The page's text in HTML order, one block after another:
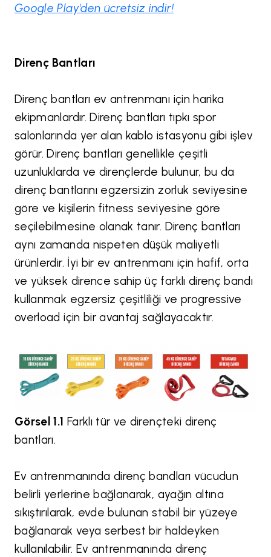
Google Play'den ücretsiz indir!
Direnç Bantları
Direnç bantları ev antrenmanı için harika
ekipmanlardır. Direnç bantları tıpkı spor
salonlarında yer alan kablo istasyonu gibi işlev
görür. Direnç bantları genellikle çeşitli
uzunluklarda ve dirençlerde bulunur, bu da
direnç bantlarını egzersizin zorluk seviyesine
göre ve kişilerin fitness seviyesine göre
seçilebilmesine olanak tanır. Direnç bantları
aynı zamanda nispeten düşük maliyetli
ürünlerdir. İyi bir ev antrenmanı için hafif, orta
ve yüksek dirence sahip üç farklı direnç bandı
kullanmak egzersiz çeşitliliği ve progressive
overload için bir avantaj sağlayacaktır.
Görsel 1.1 Farklı tür ve dirençteki direnç
bantları.
Ev antrenmanında direnç bandları vücudun
belirli yerlerine bağlanarak, ayağın altına
sıkıştırılarak, evde bulunan stabil bir yüzeye
bağlanarak veya serbest bir haldeyken
kullanılabilir. Ev antrenmanında direnç